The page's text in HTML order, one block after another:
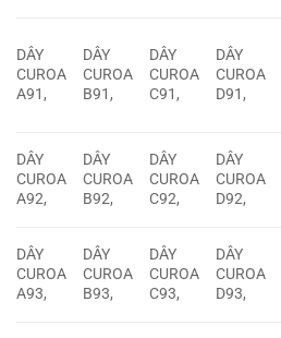
DÂY
CUROA
A91,
DÂY
CUROA
B91,
DÂY
CUROA
C91,
DÂY
CUROA
D91,
DÂY
CUROA
A92,
DÂY
CUROA
B92,
DÂY
CUROA
C92,
DÂY
CUROA
D92,
DÂY
CUROA
A93,
DÂY
CUROA
B93,
DÂY
CUROA
C93,
DÂY
CUROA
D93,